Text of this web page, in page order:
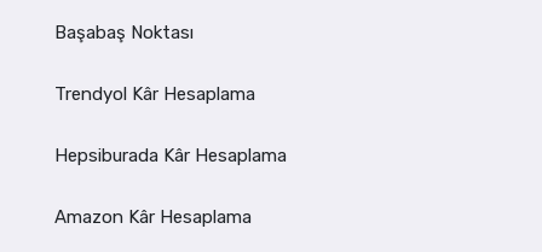
Başabaş Noktası
Trendyol Kâr Hesaplama
Hepsiburada Kâr Hesaplama
Amazon Kâr Hesaplama